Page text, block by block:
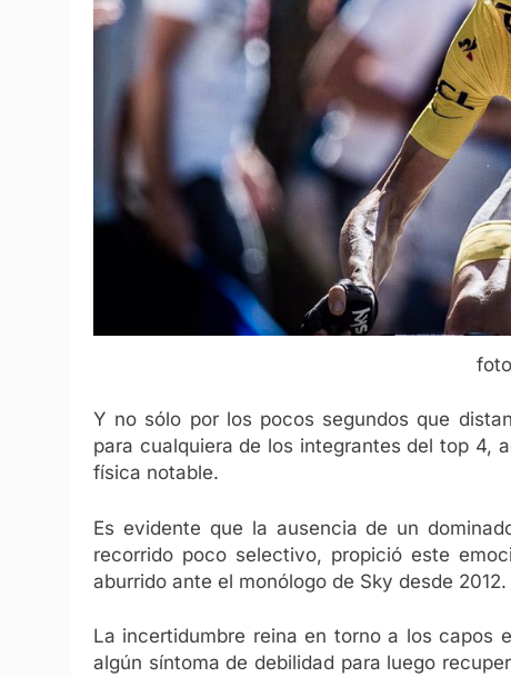
Y no sólo por los pocos segundos que
para cualquiera de los integrantes del top 4,
física notable.
Es evidente que la ausencia de un
recorrido poco selectivo, propició este
aburrido ante el monólogo de Sky desde 2012.
La incertidumbre reina en torno a los capos
algún síntoma de debilidad para luego